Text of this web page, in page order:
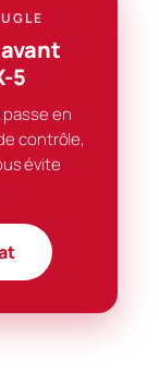
5
en
contrôle,
évite